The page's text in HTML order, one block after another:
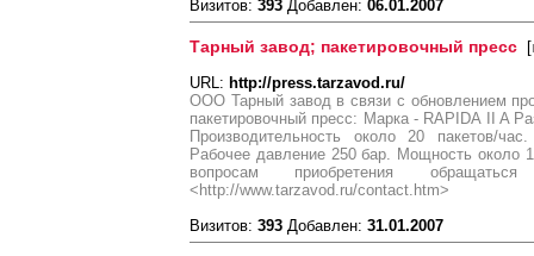
Визитов: 393 Добавлен: 06.01.2007
Тарный завод; пакетировочный пресс [
URL: http://press.tarzavod.ru/
ООО Тарный завод в связи с обновлением
пакетировочный пресс: Марка - RAPIDA II A
Производительность около 20 пакетов/
Рабочее давление 250 бар. Мощность около
вопросам приобретения
<http://www.tarzavod.ru/contact.htm>
Визитов: 393 Добавлен: 31.01.2007